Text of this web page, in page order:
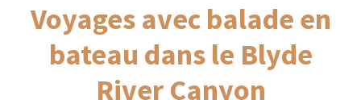
Voyages avec balade en
bateau dans le Blyde
River Canyon